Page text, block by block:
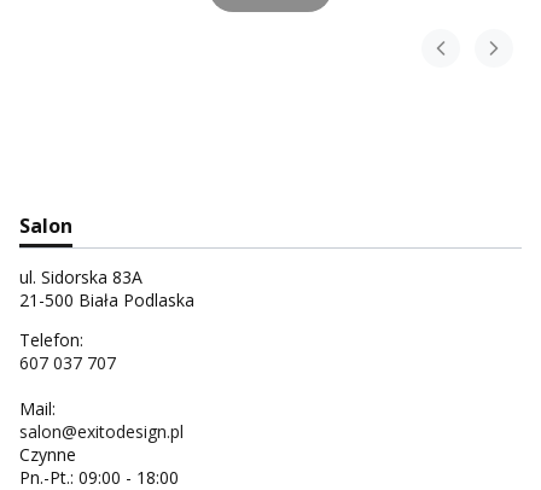
Salon
ul. Sidorska 83A
21-500 Biała Podlaska
Telefon:
607 037 707
Mail:
salon@exitodesign.pl
Czynne
Pn.-Pt.: 09:00 - 18:00